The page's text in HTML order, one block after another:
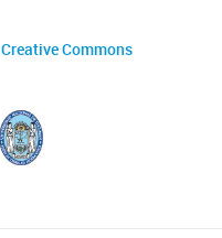
Creative Commons